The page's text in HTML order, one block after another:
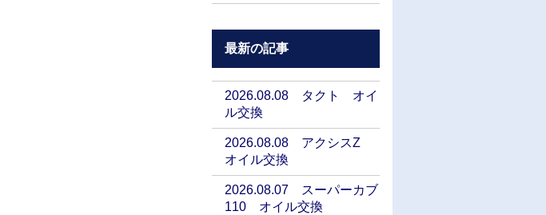
最新の記事
2026.08.08 タクト オイ
ル交換
2026.08.08 アクシスZ
オイル交換
2026.08.07 スーパーカブ
110 オイル交換